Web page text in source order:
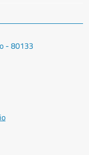
- 80133